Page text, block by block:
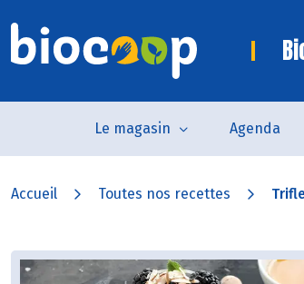
Le magasin Agenda
Accueil Toutes nos recettes